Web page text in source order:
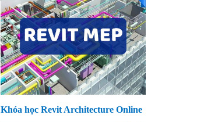
Khóa học Revit Architecture Online